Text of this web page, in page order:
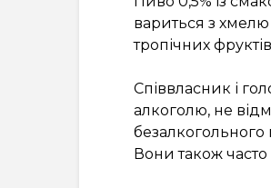
вариться з хмелю
тропічних
Співвласник і
алкоголю, не
Вони також